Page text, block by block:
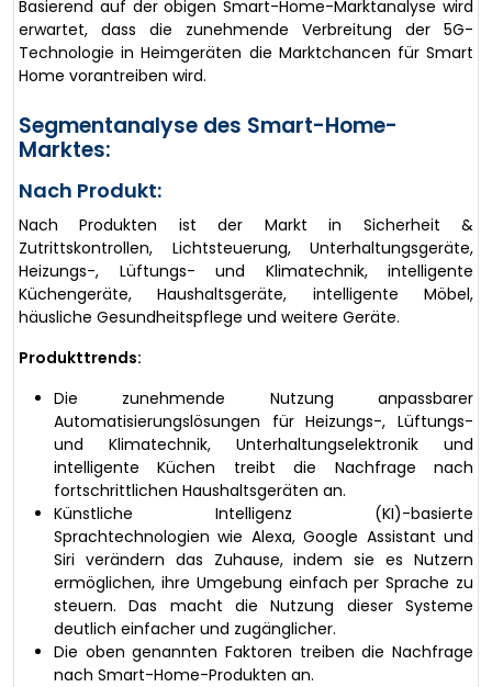
Basierend auf der obigen Smart-Home-Marktanalyse wird
erwartet, dass die zunehmende Verbreitung der 5G-
Technologie in Heimgeräten die Marktchancen für Smart
Home vorantreiben wird.
Segmentanalyse des Smart-Home-
Marktes:
Nach Produkt:
Nach Produkten ist der Markt in Sicherheit &
Zutrittskontrollen, Lichtsteuerung, Unterhaltungsgeräte,
Heizungs-, Lüftungs- und Klimatechnik, intelligente
Küchengeräte, Haushaltsgeräte, intelligente Möbel,
häusliche Gesundheitspflege und weitere Geräte.
Produkttrends:
Die zunehmende Nutzung anpassbarer
Automatisierungslösungen für Heizungs-, Lüftungs-
und Klimatechnik, Unterhaltungselektronik und
intelligente Küchen treibt die Nachfrage nach
fortschrittlichen Haushaltsgeräten an.
Künstliche Intelligenz (KI)-basierte
Sprachtechnologien wie Alexa, Google Assistant und
Siri verändern das Zuhause, indem sie es Nutzern
ermöglichen, ihre Umgebung einfach per Sprache zu
steuern. Das macht die Nutzung dieser Systeme
deutlich einfacher und zugänglicher.
Die oben genannten Faktoren treiben die Nachfrage
nach Smart-Home-Produkten an.